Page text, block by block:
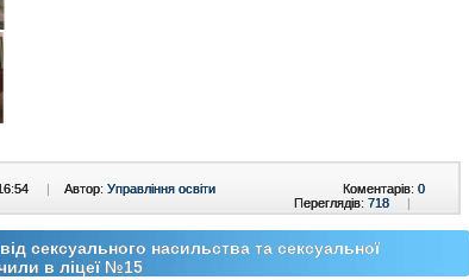
| Автор: Управління освіти Коментарів: 0
Переглядів: 718 |
сексуального насильства та сексуальної
в ліцеї №15